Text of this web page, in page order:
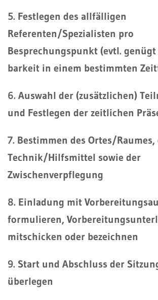
5. Festlegen des allfälligen
Referenten/Spezialisten pro
Besprechungspunkt (evtl.
barkeit in einem bestimmten
6. Auswahl der (zusätzlichen)
und Festlegen der zeitlichen
7. Bestimmen des Ortes/Raumes,
Technik/Hilfsmittel sowie der
Zwischenverpflegung
8. Einladung mit
formulieren,
mitschicken oder bezeichnen
9. Start und Abschluss der
überlegen